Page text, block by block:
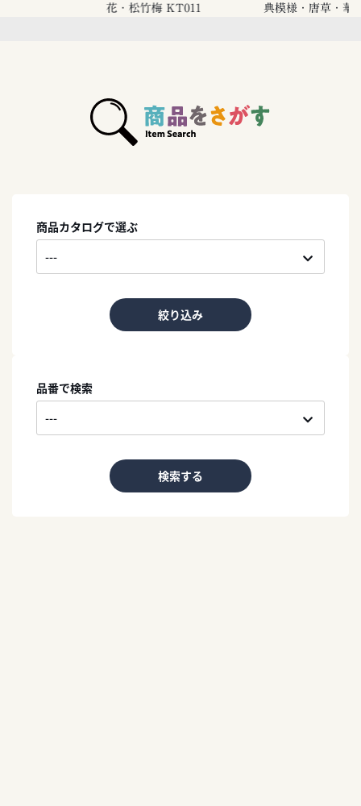
花・松竹梅 KT011
典模様・唐草・華
商品カタログで選ぶ
絞り込み
品番で検索